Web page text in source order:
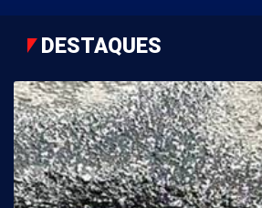
DESTAQUES